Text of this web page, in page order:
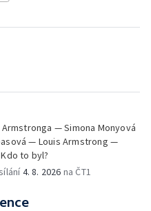
— Simona Monyová
— Louis Armstrong —
to byl?
4. 8. 2026 na ČT1